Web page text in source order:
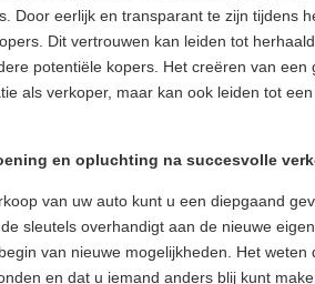
Door eerlijk en transparant te zijn tijdens
Dit vertrouwen kan leiden tot
potentiële kopers. Het creëren van
als verkoper, maar kan ook leiden tot
en opluchting na succesvolle
van uw auto kunt u een diepgaand
sleutels overhandigt aan de nieuwe
van nieuwe mogelijkheden. Het
en dat u iemand anders blij kunt